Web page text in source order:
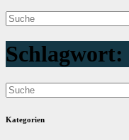
Schlagwort:
Kategorien